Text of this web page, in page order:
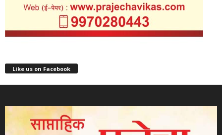
Like us on Facebook